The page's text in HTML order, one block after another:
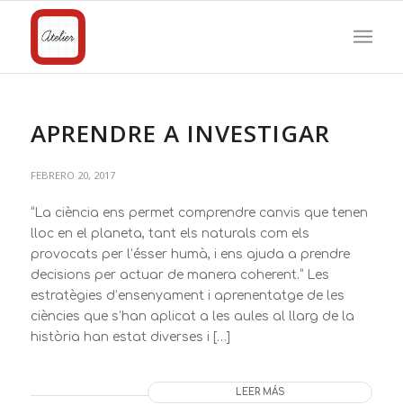
APRENDRE A INVESTIGAR
FEBRERO 20, 2017
“La ciència ens permet comprendre canvis que tenen
lloc en el planeta, tant els naturals com els
provocats per l’ésser humà, i ens ajuda a prendre
decisions per actuar de manera coherent.” Les
estratègies d’ensenyament i aprenentatge de les
ciències que s’han aplicat a les aules al llarg de la
història han estat diverses i […]
LEER MÁS